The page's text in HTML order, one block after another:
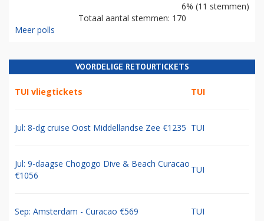
6% (11 stemmen)
Totaal aantal stemmen: 170
Meer polls
VOORDELIGE RETOURTICKETS
TUI vliegtickets TUI
Jul: 8-dg cruise Oost Middellandse Zee €1235 TUI
Jul: 9-daagse Chogogo Dive & Beach Curacao
€1056
TUI
Sep: Amsterdam - Curacao €569 TUI